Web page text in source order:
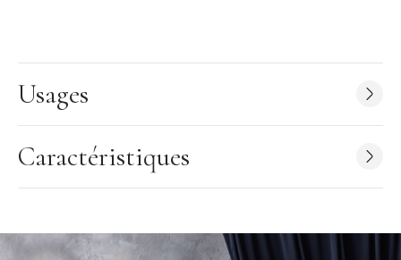
ergonomiques. Ces poignées permettent de soulever lamarmite
une façon d'éviter toutes rayures sur vos plaques de cuisson,
surtout si ces dernières sont en verre.
La marmite en fonte Le Creuset
nécessite un entretien après chaque utilisation. Ainsi, il est
primordial de la laver avec attention afin de supprimer toutes
Caractéristiques de la Marmite en Fonte:
Usages
Caractéristiques